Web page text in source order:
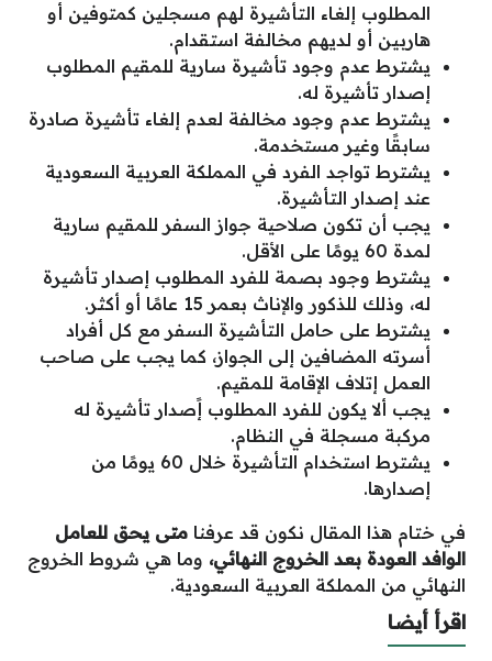
المطلوب إلغاء التأشيرة لهم مسجلين كمتوفين أو
هاربين أو لديهم مخالفة استقدام.
يشترط عدم وجود تأشيرة سارية للمقيم المطلوب
إصدار تأشيرة له.
يشترط عدم وجود مخالفة لعدم إلغاء تأشيرة صادرة
سابقًا وغير مستخدمة.
يشترط تواجد الفرد في المملكة العربية السعودية
عند إصدار التأشيرة.
يجب أن تكون صلاحية جواز السفر للمقيم سارية
لمدة 60 يومًا على الأقل.
يشترط وجود بصمة للفرد المطلوب إصدار تأشيرة
له، وذلك للذكور والإناث بعمر 15 عامًا أو أكثر.
يشترط على حامل التأشيرة السفر مع كل أفراد
أسرته المضافين إلى الجواز، كما يجب على صاحب
العمل إتلاف الإقامة للمقيم.
يجب ألا يكون للفرد المطلوب إًصدار تأشيرة له
مركبة مسجلة في النظام.
يشترط استخدام التأشيرة خلال 60 يومًا من
إصدارها.
في ختام هذا المقال نكون قد عرفنا متى يحق للعامل
الوافد العودة بعد الخروج النهائي، وما هي شروط الخروج
النهائي من المملكة العربية السعودية.
اقرأ أيضا